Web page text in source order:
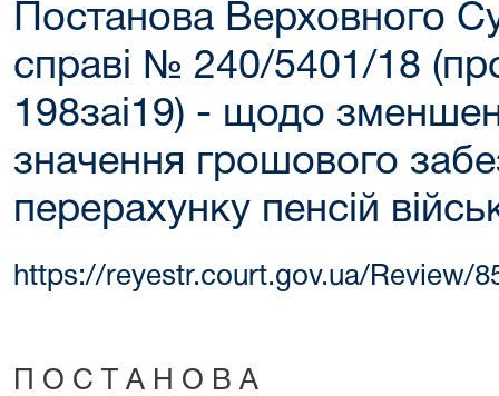
Постанова Верховного
справі № 240/5401/18
198заі19) - щодо
значення грошового
перерахунку пенсій
https://reyestr.court.gov.ua/Review/
П О С Т А Н О В А